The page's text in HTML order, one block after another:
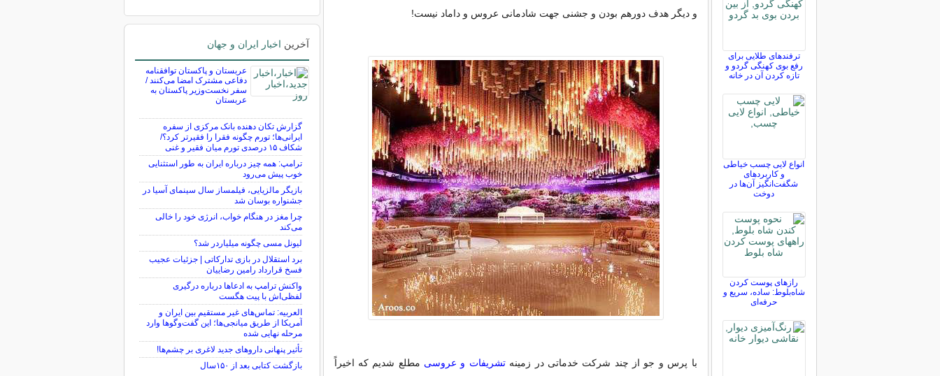
و دیگر هدف دورهم بودن و جشنی جهت شادمانی عروس و داماد نیست!
با پرس و جو از چند شرکت خدماتی در زمینهتشریفات و عروسی مطلع شدیم که اخیراً
ترفندهای طلایی برای
رفع بوی کهنگی گردو و
تازه کردن آن در خانه
انواع لایی چسب خیاطی
و کاربردهای
شگفت‌انگیز آن‌ها در
دوخت
رازهای پوست کردن
شاه‌بلوط: ساده، سریع و
حرفه‌ای
آخرین اخبار ایران و جهان
عربستان و پاکستان توافقنامه
دفاعی مشترک امضا می‌کنند /
سفر نخست‌وزیر پاکستان به
عربستان
گزارش تکان‌ دهنده بانک مرکزی از سفره
ایرانی‌ها؛ تورم چگونه فقرا را فقیرتر کرد؟/
شکاف ۱۵ درصدی تورم میان فقیر و غنی
ترامپ: همه چیز درباره ایران به طور استثنایی
خوب پیش می‌رود
بازیگر مالزیایی، فیلمساز سال سینمای آسیا در
جشنواره بوسان شد
چرا مغز در هنگام خواب، انرژی خود را خالی
می‌کند
لیونل مسی چگونه میلیاردر شد؟
برد استقلال در بازی تدارکاتی | جزئیات عجیب
فسخ قرارداد رامین رضاییان
واکنش ترامپ به ادعاها درباره درگیری
لفظی‌اش با پیت هگست
العربیه: تماس‌های غیر مستقیم بین ایران و
آمریکا از طریق میانجی‌ها؛ این گفت‌و‌گو‌ها وارد
مرحله نهایی شده
تأثیر پنهانی داروهای جدید لاغری بر چشم‌ها!
بازگشت کتابی بعد از ۱۵۰سال